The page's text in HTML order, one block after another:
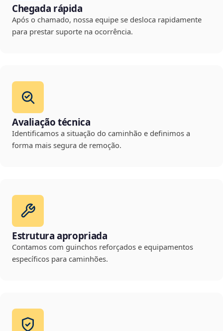
Chegada rápida
Após o chamado, nossa equipe se desloca rapidamente
para prestar suporte na ocorrência.
Avaliação técnica
Identificamos a situação do caminhão e definimos a
forma mais segura de remoção.
Estrutura apropriada
Contamos com guinchos reforçados e equipamentos
específicos para caminhões.